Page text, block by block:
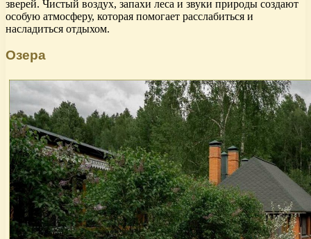
зверей. Чистый воздух, запахи леса и звуки природы создают
особую атмосферу, которая помогает расслабиться и
насладиться отдыхом.
Озера